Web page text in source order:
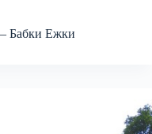
Бабки Ежки